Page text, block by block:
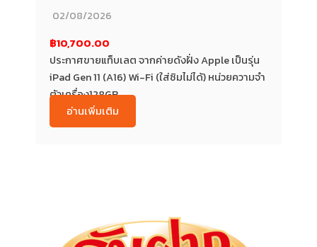
02/08/2026
฿10,700.00
ประกาศขายแท็บเลต จากค่ายดังฝั่ง Apple เป็นรุ่น
iPad Gen 11 (A16) Wi-Fi (ใส่ซิมไม่ได้) หน่วยความจำ
ตัวเครื่อง128GB...
อ่านเพิ่มเติม